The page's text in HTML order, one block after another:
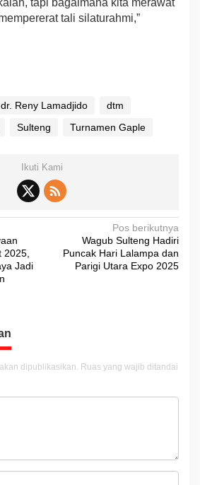
tali silaturahmi,”
dr. Reny Lamadjido
dtm
Sulteng Turnamen Gaple
Ikuti Kami
2025,
Jadi
Pos berikutnya
Wagub Sulteng Hadiri
Puncak Hari Lalampa dan
Parigi Utara Expo 2025
dipublikasikan. Ruas yang wajib ditandai